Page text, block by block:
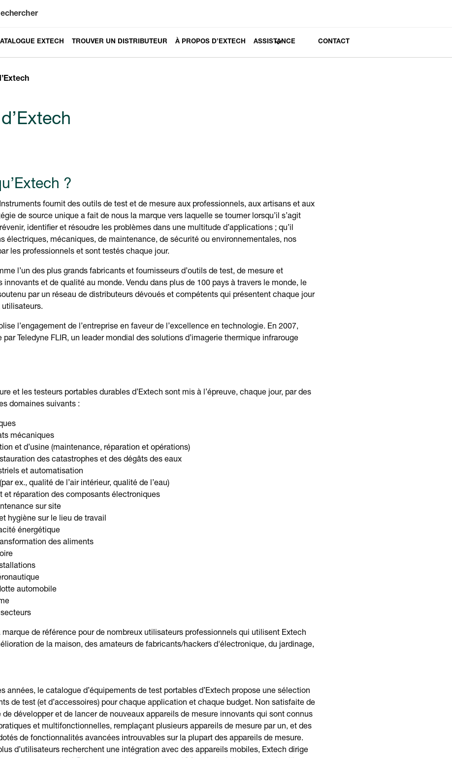
EXTECH TROUVER UN DISTRIBUTEUR À PROPOS D’EXTECH ASSISTANCE CONTACT
?
fournit des outils de test et de mesure aux professionnels, aux artisans et aux
de source unique a fait de nous la marque vers laquelle se tourner lorsqu’il s’agit
identifier et résoudre les problèmes dans une multitude d’applications ; qu’il
électriques, mécaniques, de maintenance, de sécurité ou environnementales, nos
les professionnels et sont testés chaque jour.
l’un des plus grands fabricants et fournisseurs d’outils de test, de mesure et
innovants et de qualité au monde. Vendu dans plus de 100 pays à travers le monde, le
par un réseau de distributeurs dévoués et compétents qui présentent chaque jour
utilisateurs.
l’engagement de l’entreprise en faveur de l’excellence en technologie. En 2007,
par Teledyne FLIR, un leader mondial des solutions d’imagerie thermique infrarouge
et les testeurs portables durables d’Extech sont mis à l’épreuve, chaque jour, par des
domaines suivants :
mécaniques
et d’usine (maintenance, réparation et opérations)
des catastrophes et des dégâts des eaux
et automatisation
ex., qualité de l’air intérieur, qualité de l’eau)
et réparation des composants électroniques
sur site
hygiène sur le lieu de travail
énergétique
des aliments
automobile
marque de référence pour de nombreux utilisateurs professionnels qui utilisent Extech
de la maison, des amateurs de fabricants/hackers d'électronique, du jardinage,
années, le catalogue d’équipements de test portables d’Extech propose une sélection
de test (et d’accessoires) pour chaque application et chaque budget. Non satisfaite de
développer et de lancer de nouveaux appareils de mesure innovants qui sont connus
et multifonctionnelles, remplaçant plusieurs appareils de mesure par un, et des
de fonctionnalités avancées introuvables sur la plupart des appareils de mesure.
d’utilisateurs recherchent une intégration avec des appareils mobiles, Extech dirige